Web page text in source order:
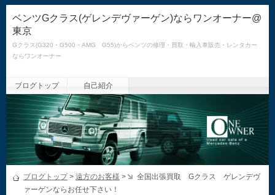
ベンツGクラス(ゲレンデヴァーゲン)ならワンオーナー@
東京
Gクラス(G320・G500・AMG G55)からベンツの修理・買取・輸入車販売・レンタカー
ならワンオーナー
ブログトップ 自己紹介
ブログトップ> 遠方のお客様 >
全国出張買取 Gクラス ゲレンデヴ
ァーゲンならお任せ下さい！